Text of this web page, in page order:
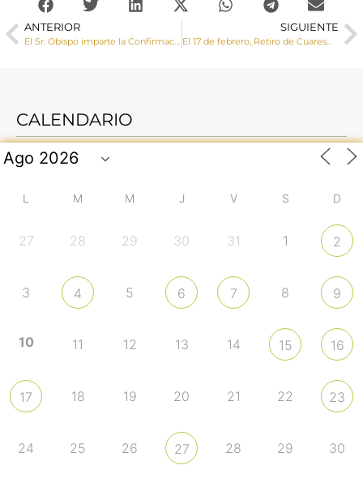
ANTERIOR
El Sr. Obispo imparte la Confirmación a un grupo de adolescentes en Graja de Iniesta
SIGUIENTE
El 17 de febrero, Retiro de Cuaresma para todos los catequistas de la Diócesis en La Almarcha
CALENDARIO
L M M J V S D
27 28 29 30 31 1 2
3 4 5 6 7 8 9
10 11 12 13 14 15 16
17 18 19 20 21 22 23
24 25 26 27 28 29 30